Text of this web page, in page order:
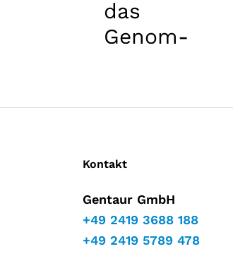
das
Genom-
Kontakt
Gentaur GmbH
+49 2419 3688 188
+49 2419 5789 478